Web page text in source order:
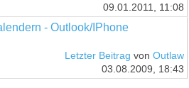
09.01.2011, 11:08
- Outlook/IPhone
Letzter Beitrag von Outlaw
03.08.2009, 18:43